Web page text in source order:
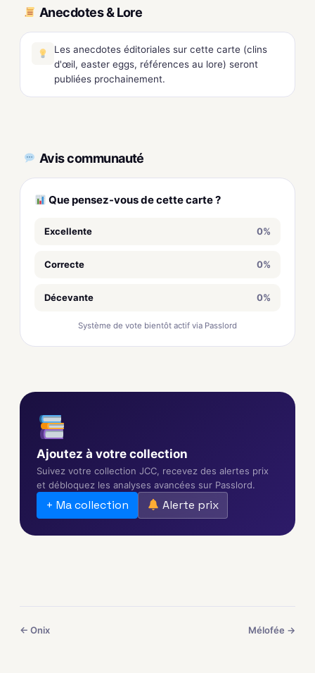
Anecdotes & Lore
Les anecdotes éditoriales sur cette carte (clins
d'œil, easter eggs, références au lore) seront
publiées prochainement.
Avis communauté
Que pensez-vous de cette carte ?
Excellente 0%
Correcte 0%
Décevante 0%
Système de vote bientôt actif via Passlord
Ajoutez à votre collection
Suivez votre collection JCC, recevez des alertes prix
et débloquez les analyses avancées sur Passlord.
+ Ma collection Alerte prix
← Onix Mélofée →